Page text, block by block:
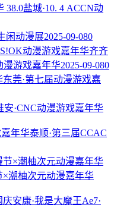
盐城·10. 4 ACCN动
闲动漫展2025-09-080
齐齐
漫游戏嘉年华2025-09-080
东莞·第七届动漫游戏嘉
安·CNC动漫游戏嘉年华
泰顺·第三届CCAC
×潮柚次元动漫嘉年华
安康·我是大魔王Ae7·